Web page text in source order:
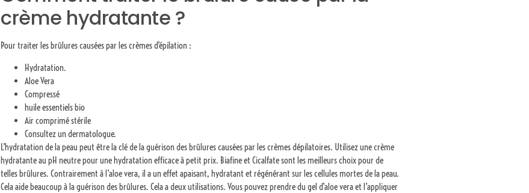
crème hydratante ?
Pour traiter les brûlures causées par les crèmes d’épilation :
Hydratation.
Aloe Vera
Compressé
huile essentiels bio
Air comprimé stérile
Consultez un dermatologue.
L’hydratation de la peau peut être la clé de la guérison des brûlures causées par les crèmes dépilatoires. Utilisez une crème
hydratante au pH neutre pour une hydratation efficace à petit prix. Biafine et Cicalfate sont les meilleurs choix pour de
telles brûlures. Contrairement à l’aloe vera, il a un effet apaisant, hydratant et régénérant sur les cellules mortes de la peau.
Cela aide beaucoup à la guérison des brûlures. Cela a deux utilisations. Vous pouvez prendre du gel d’aloe vera et l’appliquer